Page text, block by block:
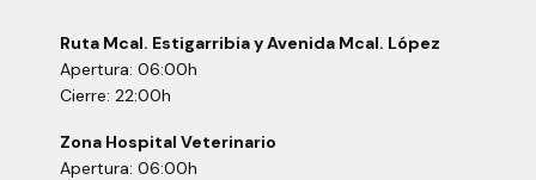
Ruta Mcal. Estigarribia y Avenida Mcal. López
Apertura: 06:00h
Cierre: 22:00h
Zona Hospital Veterinario
Apertura: 06:00h